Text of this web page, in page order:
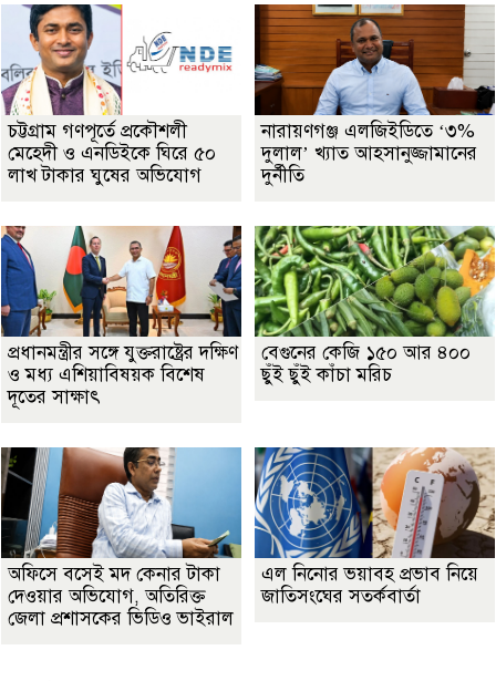
চট্টগ্রাম গণপূর্তে প্রকৌশলী
মেহেদী ও এনডিইকে ঘিরে ৫০
লাখ টাকার ঘুষের অভিযোগ
নারায়ণগঞ্জ এলজিইডিতে ‘৩%
দুলাল’ খ্যাত আহসানুজ্জামানের
দুর্নীতি
প্রধানমন্ত্রীর সঙ্গে যুক্তরাষ্ট্রের দক্ষিণ
ও মধ্য এশিয়াবিষয়ক বিশেষ
দূতের সাক্ষাৎ
বেগুনের কেজি ১৫০ আর ৪০০
ছুঁই ছুঁই কাঁচা মরিচ
অফিসে বসেই মদ কেনার টাকা
দেওয়ার অভিযোগ, অতিরিক্ত
জেলা প্রশাসকের ভিডিও ভাইরাল
এল নিনোর ভয়াবহ প্রভাব নিয়ে
জাতিসংঘের সতর্কবার্তা